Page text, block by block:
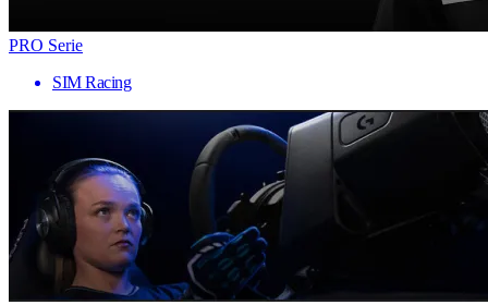
PRO Serie
SIM Racing